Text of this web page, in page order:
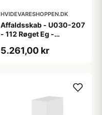
HVIDEVARESHOPPEN.DK
Affaldsskab - U030-207
- 112 Røget Eg -
5.261,00 kr